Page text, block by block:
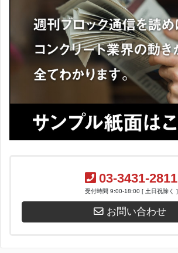
03-3431-2811
受付時間 9:00-18:00 [ 土日祝除く ]
お問い合わせ